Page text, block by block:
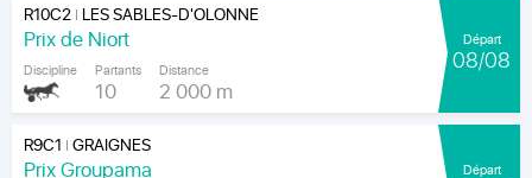
R10C2| LES SABLES-D'OLONNE
Prix de Niort
Discipline Partants
10
Distance
2 000 m
Départ
08/08
R9C1 |GRAIGNES
Prix Groupama Départ